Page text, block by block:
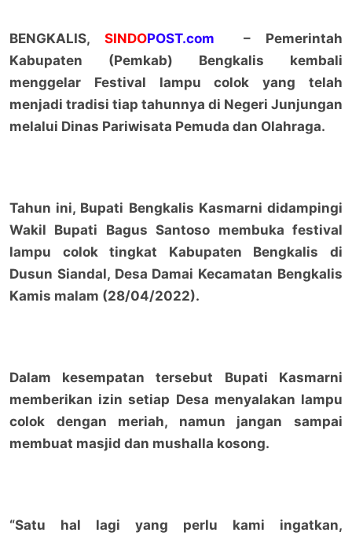
BENGKALIS, SINDOPOST.com – Pemerintah
Kabupaten (Pemkab) Bengkalis kembali
menggelar Festival lampu colok yang telah
menjadi tradisi tiap tahunnya di Negeri Junjungan
melalui Dinas Pariwisata Pemuda dan Olahraga.
Tahun ini, Bupati Bengkalis Kasmarni didampingi
Wakil Bupati Bagus Santoso membuka festival
lampu colok tingkat Kabupaten Bengkalis di
Dusun Siandal, Desa Damai Kecamatan Bengkalis
Kamis malam (28/04/2022).
Dalam kesempatan tersebut Bupati Kasmarni
memberikan izin setiap Desa menyalakan lampu
colok dengan meriah, namun jangan sampai
membuat masjid dan mushalla kosong.
“Satu hal lagi yang perlu kami ingatkan,